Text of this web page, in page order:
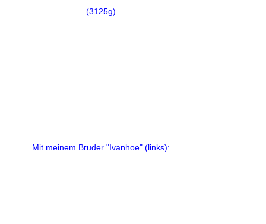
(3125g)
Mit meinem Bruder "Ivanhoe" (links):